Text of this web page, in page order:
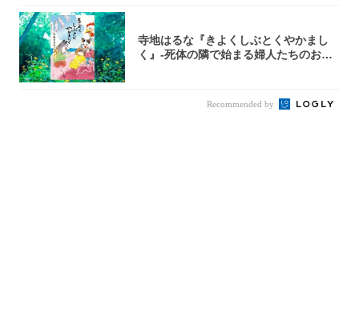
寺地はるな『きよくしぶとくやかまし
く』-死体の隣で始まる婦人たちのお茶
Recommended by